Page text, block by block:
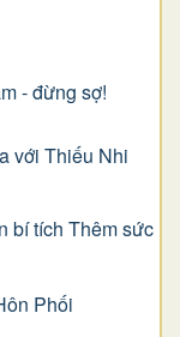
- đừng sợ!
với Thiếu Nhi
bí tích Thêm sức
Phối